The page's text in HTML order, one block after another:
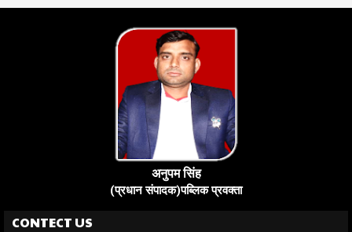
अनुपम सिंह
(प्रधान संपादक)पब्लिक प्रवक्ता
CONTECT US